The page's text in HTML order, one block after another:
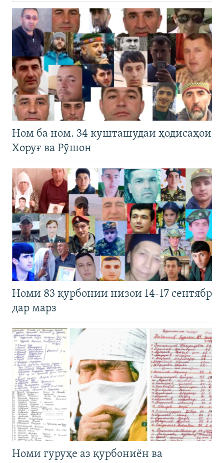
Ном ба ном. 34 кушташудаи ҳодисаҳои
Хоруғ ва Рӯшон
Номи 83 қурбонии низои 14-17 сентябр
дар марз
Номи гуруҳе аз қурбониён ва